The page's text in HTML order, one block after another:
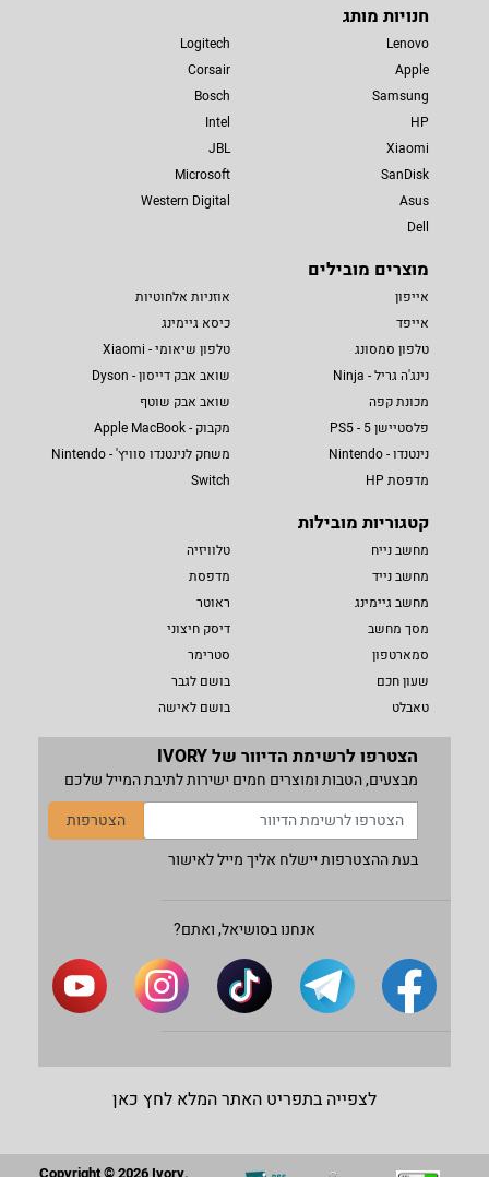
חנויות מותג
Lenovo
Apple
Samsung
HP
Xiaomi
SanDisk
Asus
Dell
Logitech
Corsair
Bosch
Intel
JBL
Microsoft
Western Digital
מוצרים מובילים
אייפון
אייפד
טלפון סמסונג
נינג'ה גריל - Ninja
מכונת קפה
פלסטיישן 5 - PS5
נינטנדו - Nintendo
מדפסת HP
אוזניות אלחוטיות
כיסא גיימינג
טלפון שיאומי - Xiaomi
שואב אבק דייסון - Dyson
שואב אבק שוטף
מקבוק - Apple MacBook
משחק לנינטנדו סוויץ' - Nintendo
Switch
קטגוריות מובילות
מחשב נייח
מחשב נייד
מחשב גיימינג
מסך מחשב
סמארטפון
שעון חכם
טאבלט
טלוויזיה
מדפסת
ראוטר
דיסק חיצוני
סטרימר
בושם לגבר
בושם לאישה
הצטרפו לרשימת הדיוור של IVORY
מבצעים, הטבות ומוצרים חמים ישירות לתיבת המייל שלכם
הצטרפות
בעת ההצטרפות יישלח אליך מייל לאישור
אנחנו בסושיאל, ואתם?
לצפייה בתפריט האתר המלא לחץ כאן